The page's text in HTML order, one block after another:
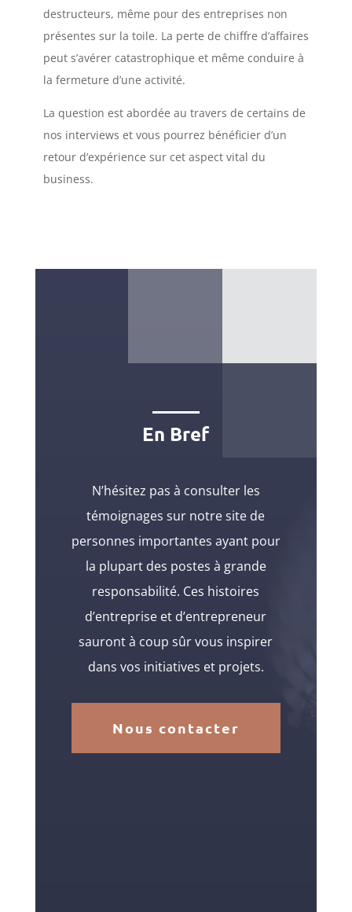
destructeurs, même pour des entreprises non
présentes sur la toile. La perte de chiffre d’affaires
peut s’avérer catastrophique et même conduire à
la fermeture d’une activité.
La question est abordée au travers de certains de
nos interviews et vous pourrez bénéficier d’un
retour d’expérience sur cet aspect vital du
business.
En Bref
N’hésitez pas à consulter les
témoignages sur notre site de
personnes importantes ayant pour
la plupart des postes à grande
responsabilité. Ces histoires
d’entreprise et d’entrepreneur
sauront à coup sûr vous inspirer
dans vos initiatives et projets.
Nous contacter